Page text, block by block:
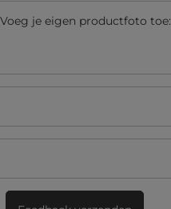
je eigen productfoto toe: